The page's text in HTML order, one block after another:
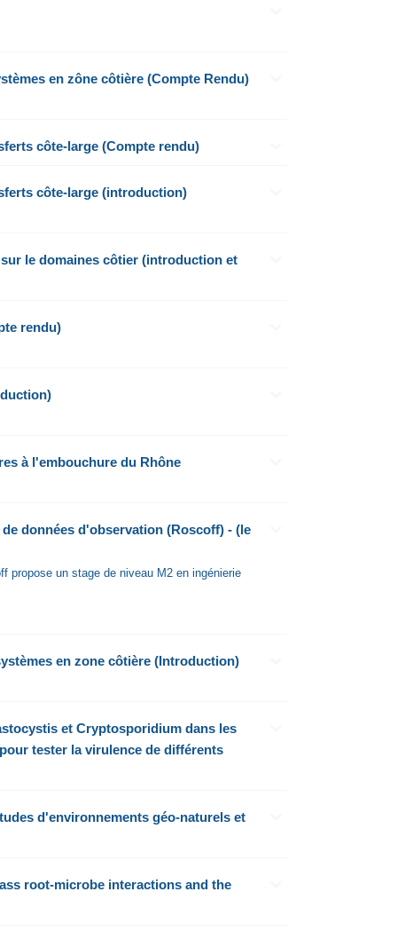
en zône côtière (Compte Rendu)
côte-large (Compte rendu)
côte-large (introduction)
le domaines côtier (introduction et
rendu)
à l'embouchure du Rhône
données d'observation (Roscoff) - (le
propose un stage de niveau M2 en ingénierie
en zone côtière (Introduction)
et Cryptosporidium dans les
tester la virulence de différents
d'environnements géo-naturels et
root-microbe interactions and the